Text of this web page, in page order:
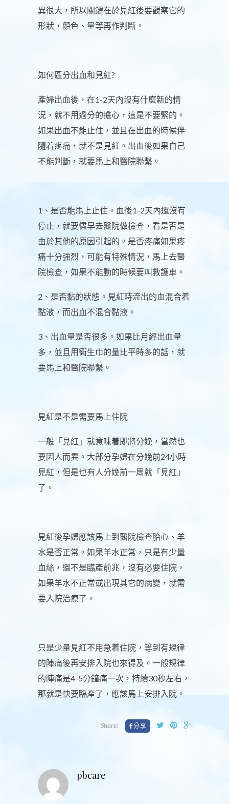
異很大，所以關鍵在於見紅後要觀察它的
形狀，顏色、量等再作判斷。
如何區分出血和見紅?
產婦出血後，在1-2天內沒有什麼新的情
況，就不用過分的擔心，這是不要緊的。
如果出血不能止住，並且在出血的時候伴
隨着疼痛，就不是見紅。出血後如果自己
不能判斷，就要馬上和醫院聯繫。
1、是否能馬上止住。血後1-2天內還沒有
停止，就要儘早去醫院做檢查，看是否是
由於其他的原因引起的。是否疼痛如果疼
痛十分強烈，可能有特殊情況，馬上去醫
院檢查，如果不能動的時候要叫救護車。
2、是否黏的狀態。見紅時流出的血混合着
黏液，而出血不混合黏液。
3、出血量是否很多。如果比月經出血量
多，並且用衛生巾的量比平時多的話，就
要馬上和醫院聯繫。
見紅是不是需要馬上住院
一般「見紅」就意味着即將分娩，當然也
要因人而異。大部分孕婦在分娩前24小時
見紅，但是也有人分娩前一周就「見紅」
了。
見紅後孕婦應該馬上到醫院檢查胎心、羊
水是否正常。如果羊水正常，只是有少量
血絲，還不是臨產前兆，沒有必要住院，
如果羊水不正常或出現其它的病變，就需
要入院治療了。
只是少量見紅不用急着住院，等到有規律
的陣痛後再安排入院也來得及。一般規律
的陣痛是4-5分鐘痛一次，持續30秒左右，
那就是快要臨產了，應該馬上安排入院。
Share:
pbcare